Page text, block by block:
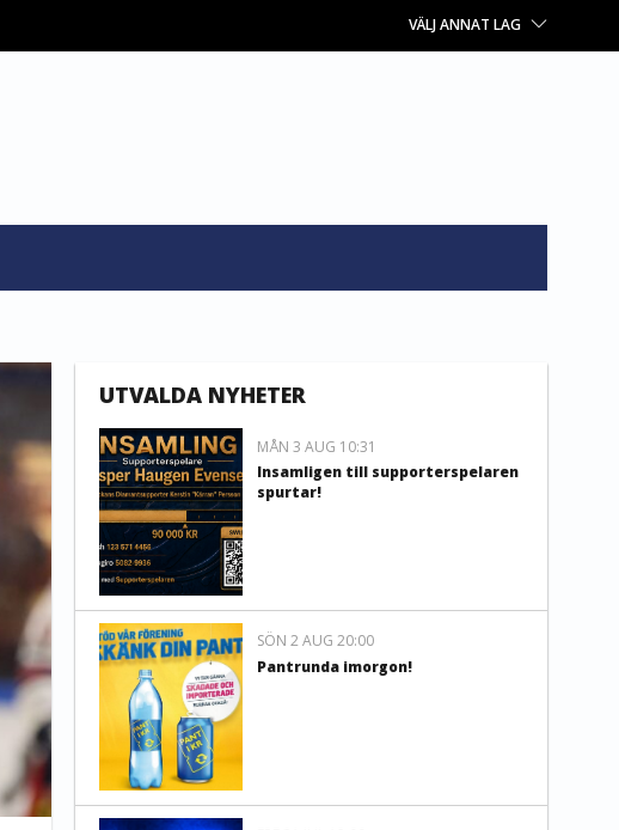
VÄLJ ANNAT LAG
UTVALDA NYHETER
MÅN 3 AUG 10:31
Insamligen till supporterspelaren
spurtar!
SÖN 2 AUG 20:00
Pantrunda imorgon!